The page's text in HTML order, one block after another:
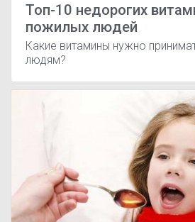
Топ-10 недорогих
пожилых людей
Какие витамины нужно
людям?